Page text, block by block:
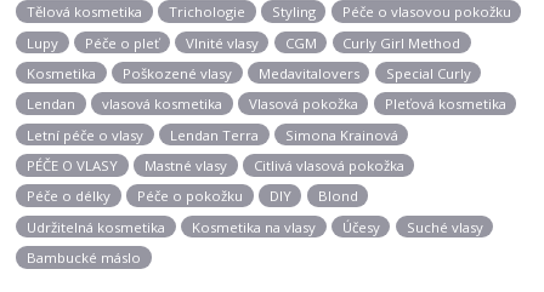
Tělová kosmetika
Trichologie Styling
Péče o vlasovou pokožku
Lupy
Péče o pleť Vlnité vlasy CGM
Curly Girl Method
Kosmetika
Poškozené vlasy Medavitalovers
Special Curly
Lendan
vlasová kosmetika Vlasová pokožka
Pleťová kosmetika
Letní péče o vlasy
Lendan Terra
Simona Krainová
PÉČE O VLASY
Mastné vlasy
Citlivá vlasová pokožka
Péče o délky
Péče o pokožku DIY
Blond
Udržitelná kosmetika
Kosmetika na vlasy Účesy
Suché vlasy
Bambucké máslo